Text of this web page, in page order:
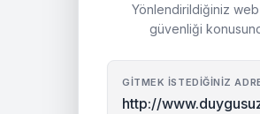
Yönlendirildiğiniz
güvenliği
GITMEK İSTEDIĞINIZ
http://